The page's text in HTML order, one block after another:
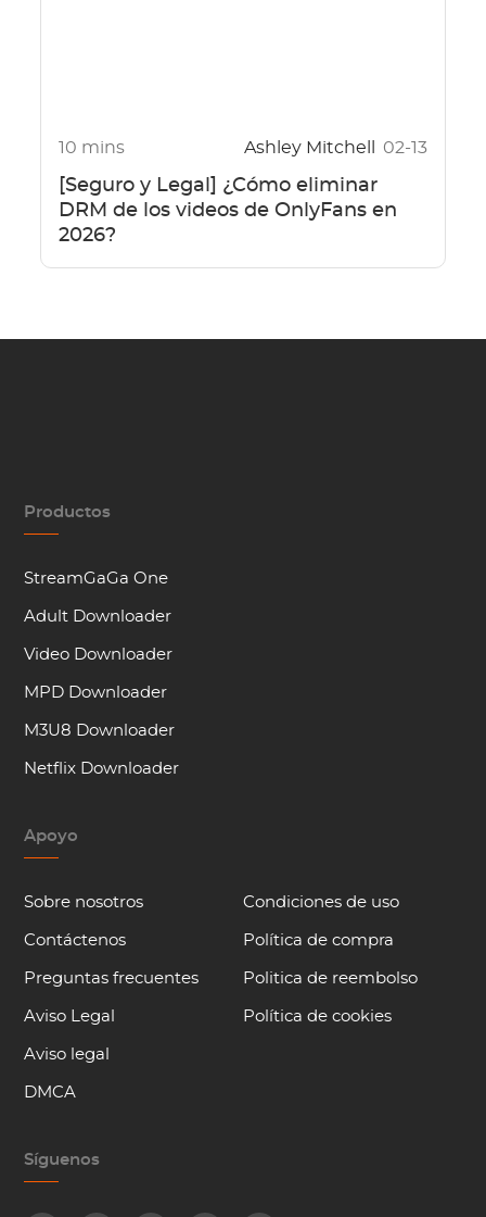
10 mins Ashley Mitchell 02-13
[Seguro y Legal] ¿Cómo eliminar
DRM de los videos de OnlyFans en
2026?
Productos
StreamGaGa One
Adult Downloader
Video Downloader
MPD Downloader
M3U8 Downloader
Netflix Downloader
Apoyo
Sobre nosotros
Contáctenos
Preguntas frecuentes
Aviso Legal
Aviso legal
DMCA
Condiciones de uso
Política de compra
Politica de reembolso
Política de cookies
Síguenos